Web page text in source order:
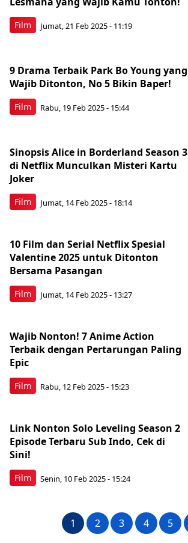
Film Jumat, 21 Feb 2025 - 11:19
Film
9 Drama Terbaik Park Bo Young yang
Wajib Ditonton, No 5 Bikin Baper!
Rabu, 19 Feb 2025 - 15:44
Film
Sinopsis Alice in Borderland Season 3
di Netflix Munculkan Misteri Kartu
Joker
Jumat, 14 Feb 2025 - 18:14
Film
10 Film dan Serial Netflix Spesial
Valentine 2025 untuk Ditonton
Bersama Pasangan
Jumat, 14 Feb 2025 - 13:27
Film
Wajib Nonton! 7 Anime Action
Terbaik dengan Pertarungan Paling
Epic
Rabu, 12 Feb 2025 - 15:23
Film
Link Nonton Solo Leveling Season 2
Episode Terbaru Sub Indo, Cek di
Sini!
Senin, 10 Feb 2025 - 15:24
1 2 3 4 5